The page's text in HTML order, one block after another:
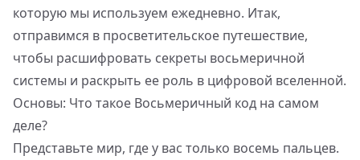
которую мы используем ежедневно. Итак,
отправимся в просветительское путешествие,
чтобы расшифровать секреты восьмеричной
системы и раскрыть ее роль в цифровой вселенной.
Основы: Что такое Восьмеричный код на самом
деле?
Представьте мир, где у вас только восемь пальцев.